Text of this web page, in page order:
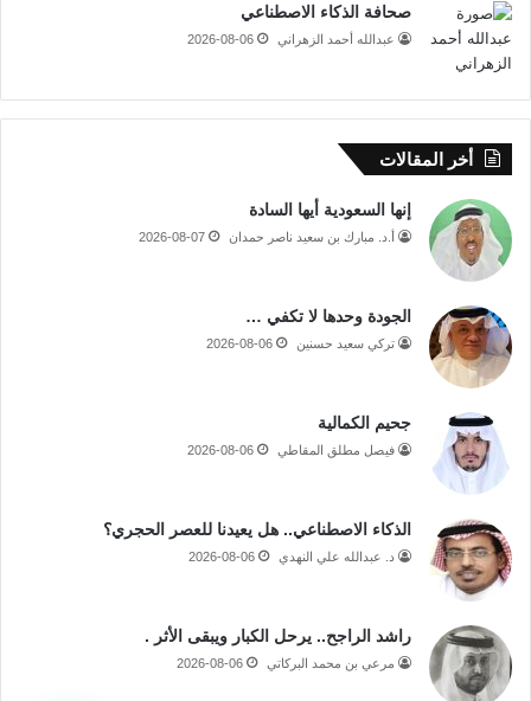
صحافة الذكاء الاصطناعي
عبدالله أحمد الزهراني 2026-08-06
أخر المقالات
إنها السعودية أيها السادة
أ.د. مبارك بن سعيد ناصر حمدان 2026-08-07
الجودة وحدها لا تكفي …
تركي سعيد حسنين 2026-08-06
جحيم الكمالية
فيصل مطلق المقاطي 2026-08-06
الذكاء الاصطناعي.. هل يعيدنا للعصر الحجري؟
د. عبدالله علي النهدي 2026-08-06
راشد الراجح.. يرحل الكبار ويبقى الأثر .
مرعي بن محمد البركاتي 2026-08-06